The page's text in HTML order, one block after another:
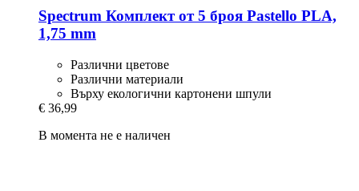
Spectrum Комплект от 5 броя Pastello PLA,
1,75 mm
Различни цветове
Различни материали
Върху екологични картонени шпули
€ 36,99
В момента не е наличен